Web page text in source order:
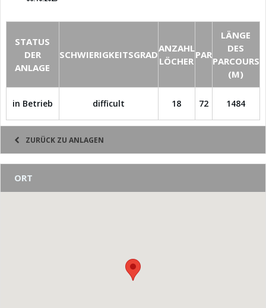
STATUS
DER
ANLAGE
SCHWIERIGKEITSGRAD
ANZAHL
LÖCHER
PAR
LÄNGE
DES
PARCOURS
(M)
in Betrieb difficult 18 72 1484
ZURÜCK ZU ANLAGEN
ORT